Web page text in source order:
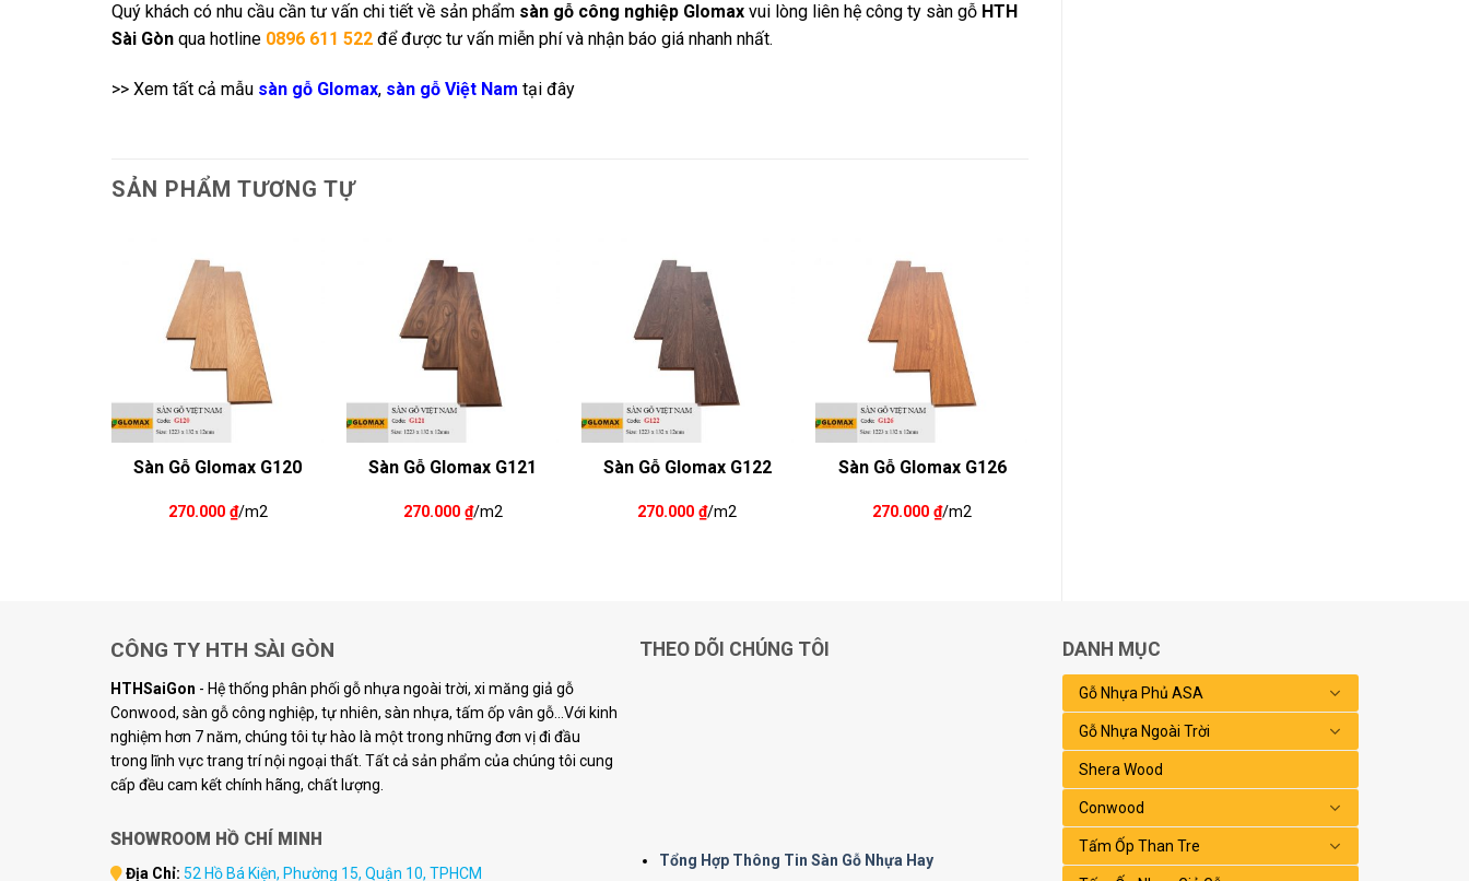
Quý khách có nhu cầu cần tư vấn chi tiết về sản phẩm sàn gỗ công nghiệp Glomax vui lòng liên hệ công ty sàn gỗ HTH
Sài Gòn qua hotline 0896 611 522 để được tư vấn miễn phí và nhận báo giá nhanh nhất.
>> Xem tất cả mẫu sàn gỗ Glomax, sàn gỗ Việt Nam tại đây
SẢN PHẨM TƯƠNG TỰ
Sàn Gỗ Glomax G120
270.000 ₫/m2
Sàn Gỗ Glomax G121
270.000 ₫/m2
Sàn Gỗ Glomax G122
270.000₫/m2
Sàn Gỗ Glomax G126
270.000₫/m2
CÔNG TY HTH SÀI GÒN
HTHSaiGon - Hệ thống phân phối gỗ nhựa ngoài trời, xi măng giả gỗ
Conwood, sàn gỗ công nghiệp, tự nhiên, sàn nhựa, tấm ốp vân gỗ...Với kinh
nghiệm hơn 7 năm, chúng tôi tự hào là một trong những đơn vị đi đầu
trong lĩnh vực trang trí nội ngoại thất. Tất cả sản phẩm của chúng tôi cung
cấp đều cam kết chính hãng, chất lượng.
SHOWROOM HỒ CHÍ MINH
Địa Chỉ: 52 Hồ Bá Kiện, Phường 15, Quận 10, TPHCM
THEO DÕI CHÚNG TÔI
Tổng Hợp Thông Tin Sàn Gỗ Nhựa Hay
DANH MỤC
Gỗ Nhựa Phủ ASA
Gỗ Nhựa Ngoài Trời
Shera Wood
Conwood
Tấm Ốp Than Tre